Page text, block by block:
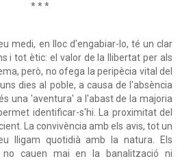
* * *
medi, en lloc d'engabiar-lo, té un clar
i tot ètic: el valor de la llibertat per als
però, no ofega la peripècia vital del
dies al poble, a causa de l'absència
una 'aventura' a l'abast de la majoria
identificar-s'hi. La proximitat del
La convivència amb els avis, tot un
lligam quotidià amb la natura. Els
no cauen mai en la banalització ni